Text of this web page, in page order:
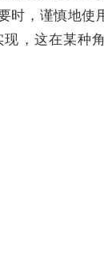
时，谨慎地使
，这在某种